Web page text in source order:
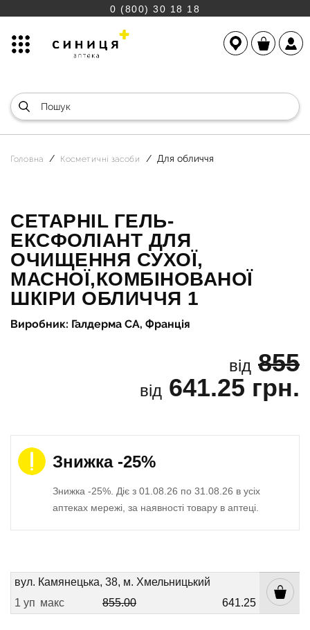
0 (800) 30 18 18
Головна Косметичні засоби Для обличчя
CETAPHIL ГЕЛЬ-
ЕКСФОЛІАНТ ДЛЯ
ОЧИЩЕННЯ СУХОЇ,
МАСНОЇ,КОМБІНОВАНОЇ
ШКІРИ ОБЛИЧЧЯ 1
Виробник: Галдерма СА, Франція
від 855
від 641.25 грн.
Знижка -25%
Знижка -25%. Діє з 01.08.26 по 31.08.26 в усіх
аптеках мережі, за наявності товару в аптеці.
вул. Камянецька, 38, м. Хмельницький
1 уп макс 855.00 641.25